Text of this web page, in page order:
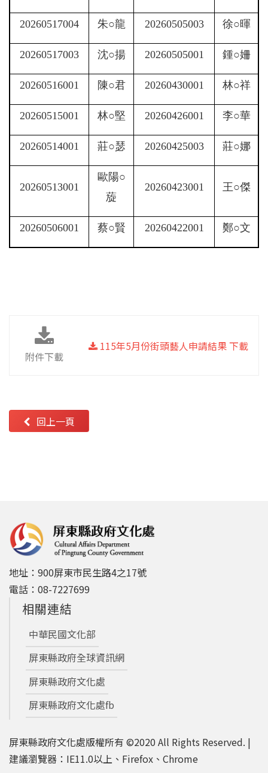
20260517004 朱○龍 20260505003 徐○暉
20260517003 沈○揚 20260505001 鍾○姍
20260516001 陳○君 20260430001 林○祥
20260515001 林○堅 20260426001 李○華
20260514001 莊○瑟 20260425003 莊○娜
20260513001
歐陽○
蔙
20260423001 王○傑
20260506001 蔡○賢 20260422001 鄭○文
附件下載
115年5月份街頭藝人申請結果 下載
回上一頁
地址：900屏東市民生路4之17號
電話：08-7227699
相關連結
中華民國文化部
屏東縣政府全球資訊網
屏東縣政府文化處
屏東縣政府文化處fb
屏東縣政府文化處版權所有 ©2020 All Rights Reserved. |
建議瀏覽器：IE11.0以上、Firefox、Chrome